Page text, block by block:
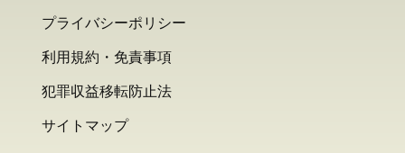
プライバシーポリシー
利用規約・免責事項
犯罪収益移転防止法
サイトマップ